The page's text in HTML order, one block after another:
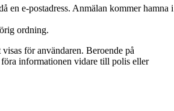
en e-postadress. Anmälan kommer hamna i
ordning.
för användaren. Beroende på
informationen vidare till polis eller